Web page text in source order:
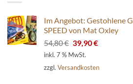
Im Angebot: Gestohlene
SPEED von Mat Oxley
54,80€ Ursprünglicher
Preis
war:
54,80 €
39,90€Aktueller
39,90 €.
inkl. 7 % MwSt.
zzgl. Versandkosten